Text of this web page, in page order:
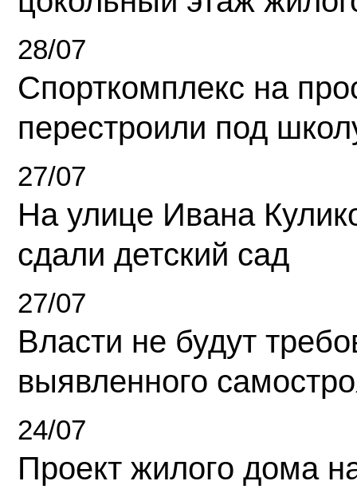
28/07
Спорткомплекс на
перестроили под
27/07
На улице Ивана
сдали детский сад
27/07
Власти не будут
выявленного
24/07
Проект жилого дома